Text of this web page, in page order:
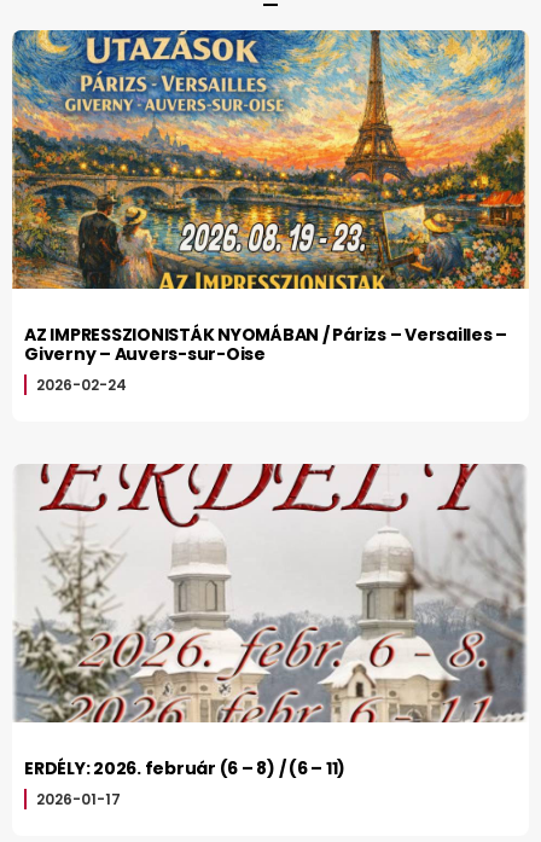
AZ IMPRESSZIONISTÁK NYOMÁBAN / Párizs – Versailles –
Giverny – Auvers-sur-Oise
2026-02-24
ERDÉLY: 2026. február (6 – 8) / (6 – 11)
2026-01-17